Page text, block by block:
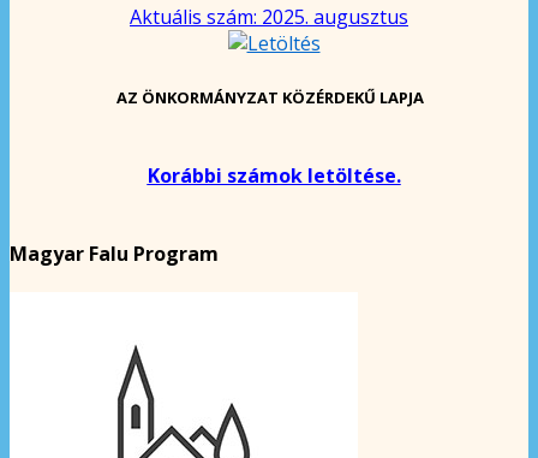
Aktuális szám: 2025. augusztus
AZ ÖNKORMÁNYZAT KÖZÉRDEKŰ LAPJA
Korábbi számok letöltése.
Magyar Falu Program